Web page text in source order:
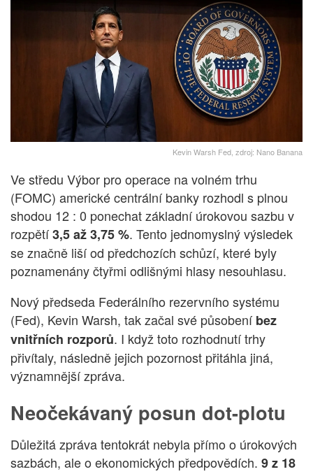
Kevin Warsh Fed, zdroj: Nano Banana
Ve středu Výbor pro operace na volném trhu
(FOMC) americké centrální banky rozhodl s plnou
shodou 12 : 0 ponechat základní úrokovou sazbu v
rozpětí3,5 až 3,75 %. Tento jednomyslný výsledek
se značně liší od předchozích schůzí, které byly
poznamenány čtyřmi odlišnými hlasy nesouhlasu.
Nový předseda Federálního rezervního systému
(Fed), Kevin Warsh, tak začal své působeníbez
vnitřních rozporů. I když toto rozhodnutí trhy
přivítaly, následně jejich pozornost přitáhla jiná,
významnější zpráva.
Neočekávaný posun dot-plotu
Důležitá zpráva tentokrát nebyla přímo o úrokových
sazbách, ale o ekonomických předpovědích. 9 z 18